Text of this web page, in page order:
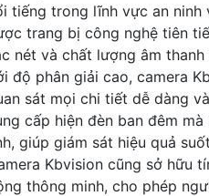
tiếng trong lĩnh vực an ninh
trang bị công nghệ tiên
nét và chất lượng âm thanh
độ phân giải cao, camera
sát mọi chi tiết dễ dàng
cấp hiện đèn ban đêm
giúp giám sát hiệu quả
Kbvision cũng sở hữu
thông minh, cho phép